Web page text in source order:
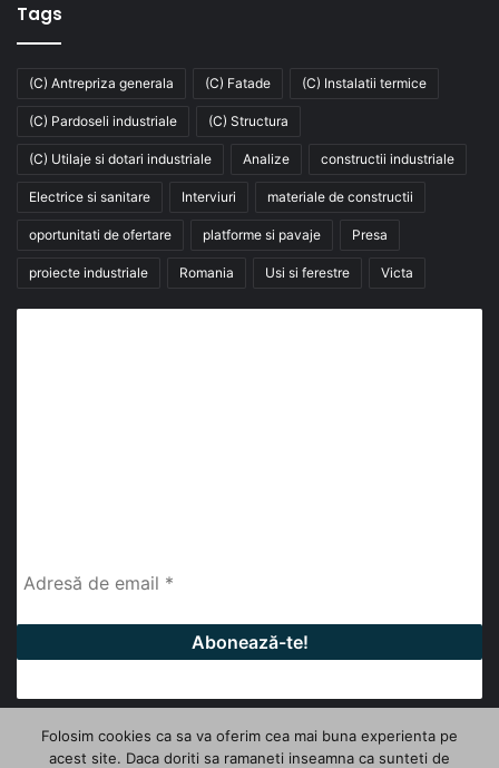
Tags
(C) Antrepriza generala (C) Fatade (C) Instalatii termice
(C) Pardoseli industriale (C) Structura
(C) Utilaje si dotari industriale Analize constructii industriale
Electrice si sanitare Interviuri materiale de constructii
oportunitati de ofertare platforme si pavaje Presa
proiecte industriale Romania Usi si ferestre Victa
© Copyright 2026, All Rights Reserved | InfoHale
Folosim cookies ca sa va oferim cea mai buna experienta pe
acest site. Daca doriti sa ramaneti inseamna ca sunteti de